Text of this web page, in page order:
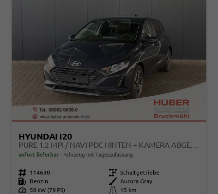
HYUNDAI I20
PURE 1.2 MPI / NAVI PDC HINTEN + KAMERA ABGEDUNKELTE SCHEIBEN TEMPOMAT ALU 16"
sofort lieferbar Fahrzeug mit Tageszulassung
Fahrzeugnr. 114630 Getriebe Schaltgetriebe
Kraftstoff
Benzin Außenfarbe
Aurora Gray
Leistung
58 kW (79 PS) Kilometerstand
15 km